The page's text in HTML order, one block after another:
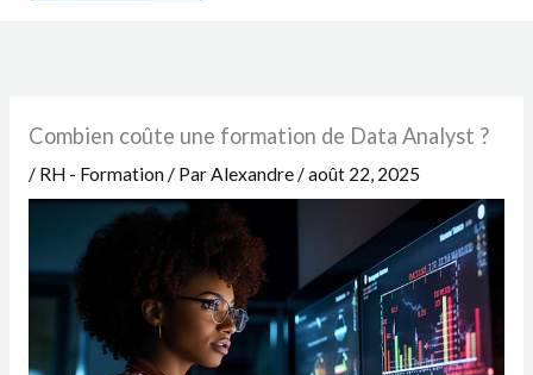
Combien coûte une formation de Data Analyst ?
/ RH - Formation/ ParAlexandre/août 22, 2025